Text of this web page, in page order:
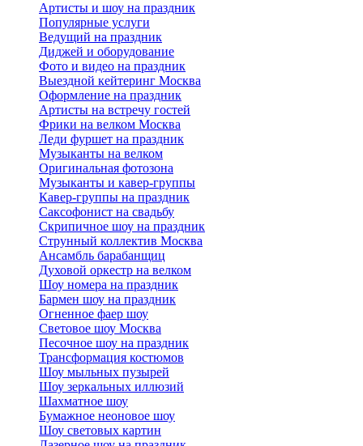
Артисты и шоу на праздник
Популярные услуги
Ведущий на праздник
Диджей и оборудование
Фото и видео на праздник
Выездной кейтеринг Москва
Оформление на праздник
Артисты на встречу гостей
Фрики на велком Москва
Леди фуршет на праздник
Музыканты на велком
Оригинальная фотозона
Музыканты и кавер-группы
Кавер-группы на праздник
Саксофонист на свадьбу
Скрипичное шоу на праздник
Струнный коллектив Москва
Ансамбль барабанщиц
Духовой оркестр на велком
Шоу номера на праздник
Бармен шоу на праздник
Огненное фаер шоу
Световое шоу Москва
Песочное шоу на праздник
Трансформация костюмов
Шоу мыльных пузырей
Шоу зеркальных иллюзий
Шахматное шоу
Бумажное неоновое шоу
Шоу световых картин